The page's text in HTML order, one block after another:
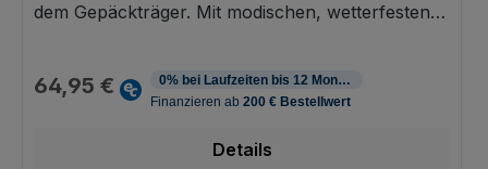
dem Gepäckträger. Mit modischen, wetterfesten
und stabilem Boden. Inklusive
Fahrtrichtung des Rads.
64,95 €
Details